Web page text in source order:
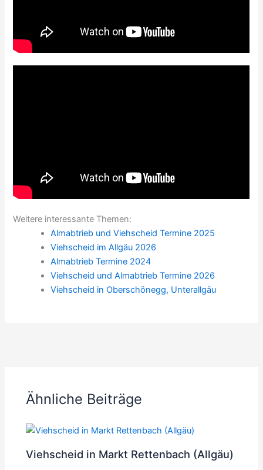
Weitere interessante Themen:
Almabtrieb und Viehscheid Termine 2025
Viehscheid im Allgäu 2026
Almabtrieb Termine 2024
Viehscheid und Almabtrieb Termine 2026
Viehscheid in Oberschönegg, Unterallgäu
Ähnliche Beiträge
Viehscheid in Markt Rettenbach (Allgäu)